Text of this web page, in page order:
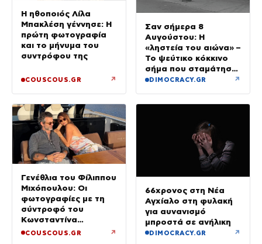
Η ηθοποιός Λίλα
Μπακλέση γέννησε: Η
πρώτη φωτογραφία
και το μήνυμα του
συντρόφου της
COUSCOUS.GR ↗
Σαν σήμερα 8
Αυγούστου: Η
«ληστεία του αιώνα» –
Το ψεύτικο κόκκινο
σήμα που σταμάτησε
τρένο με 2,6 εκατ.
DIMOCRACY.GR ↗
Γενέθλια του Φίλιππου
Μιχόπουλου: Οι
φωτογραφίες με τη
σύντροφό του
Κωνσταντίνα
Ευρυπίδου και το
COUSCOUS.GR ↗
66χρονος στη Νέα
Αγχίαλο στη φυλακή
για αυνανισμό
μπροστά σε ανήλικη
DIMOCRACY.GR ↗